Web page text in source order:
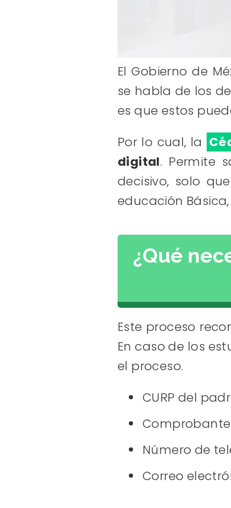
El Gobierno de
se habla de los
es que estos
Por lo cual, la
digital. Permite
decisivo, solo
educación Básica,
¿Qué
Este proceso
En caso de los
el proceso.
CURP del
Número de
Correo